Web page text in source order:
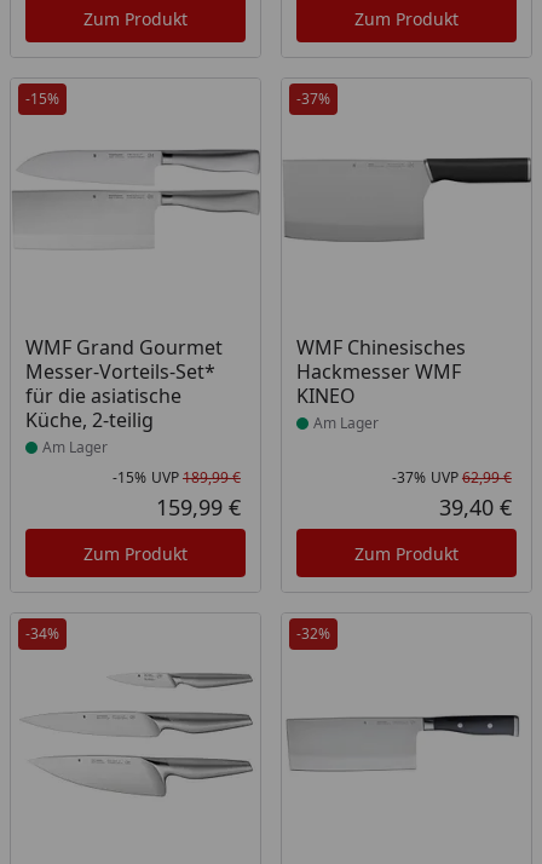
Zum Produkt Zum Produkt
-15%
WMF Grand Gourmet
Messer-Vorteils-Set*
für die asiatische
Küche, 2-teilig
Produkt am Lager
Am Lager
Rabatt in Prozent
-15%
Ursprünglicher Preis
UVP189,99 €
Aktueller Preis
159,99 €
Zum Produkt
-37%
WMF Chinesisches
Hackmesser WMF
KINEO
Produkt am Lager
Am Lager
-37% UVP62,99 €
39,40 €
Zum Produkt
-34% -32%